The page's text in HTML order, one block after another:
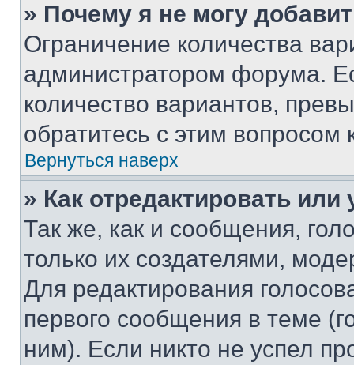
» Почему я не могу
Ограничение количества
администратором форума.
количество вариантов,
обратитесь с этим вопросом
Вернуться наверх
» Как отредактировать
Так же, как и сообщения,
только их создателями,
Для редактирования
первого сообщения в теме
ним). Если никто не успел